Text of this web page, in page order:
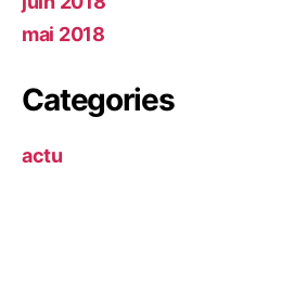
mai 2018
Categories
actu